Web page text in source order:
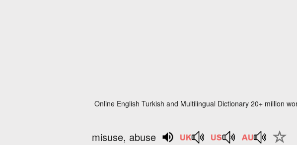
Online English Turkish and Multilingual Dictionary 20+ million
misuse, abuse